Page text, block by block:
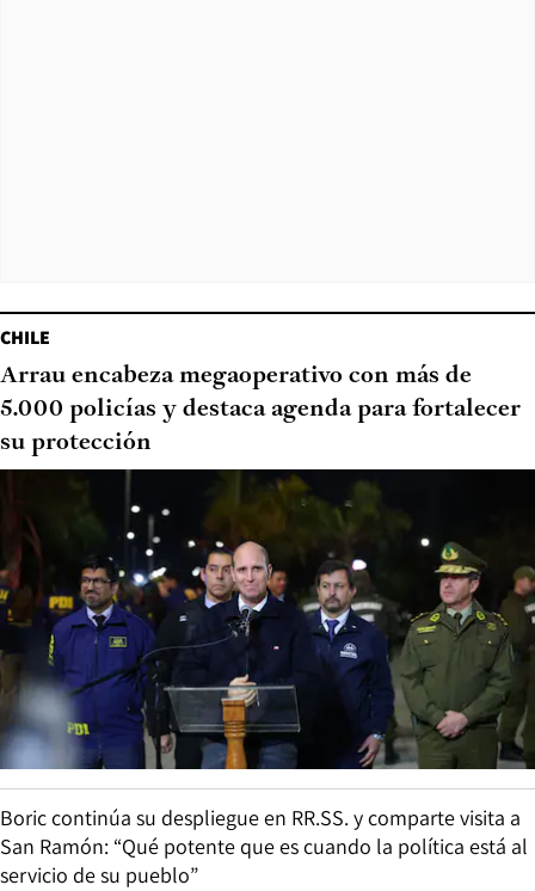
CHILE
Arrau encabeza megaoperativo con más de
5.000 policías y destaca agenda para fortalecer
su protección
Boric continúa su despliegue en RR.SS. y comparte visita a
San Ramón: “Qué potente que es cuando la política está al
servicio de su pueblo”